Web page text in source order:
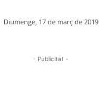
Diumenge, 17 de març de 2019
- Publicitat -